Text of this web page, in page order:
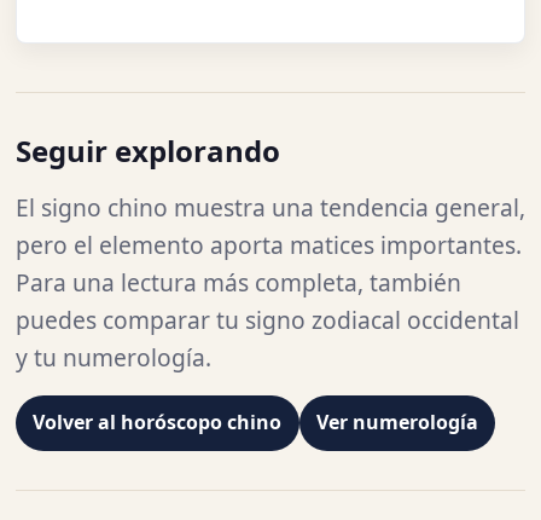
Seguir explorando
El signo chino muestra una tendencia general,
pero el elemento aporta matices importantes.
Para una lectura más completa, también
puedes comparar tu signo zodiacal occidental
y tu numerología.
Volver al horóscopo chino Ver numerología